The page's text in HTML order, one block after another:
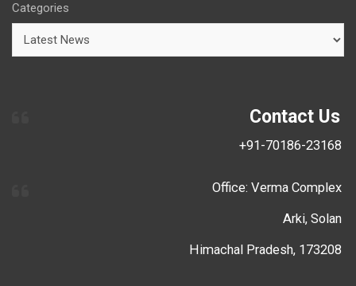
Categories
Contact Us
+91-70186-23168
Office: Verma Complex
Arki, Solan
Himachal Pradesh, 173208